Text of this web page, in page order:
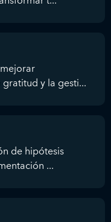
y la gesti...
de hipótesis
...